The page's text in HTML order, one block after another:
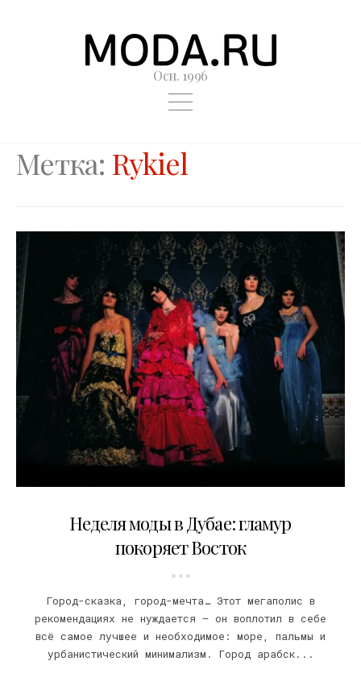
Осн. 1996
Метка: Rykiel
Неделя моды в Дубае: гламур
покоряет Восток
Город-сказка, город-мечта… Этот мегаполис в
рекомендациях не нуждается – он воплотил в себе
всё самое лучшее и необходимое: море, пальмы и
урбанистический минимализм. Город арабск...